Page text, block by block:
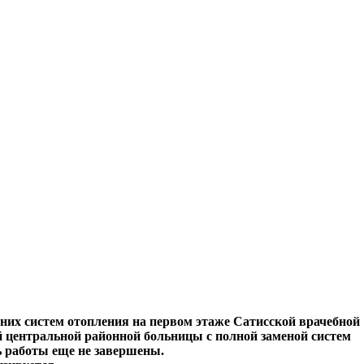
систем отопления на первом этаже Сатисской врачебной
районной больницы с полной заменой систем
работы еще не завершены.